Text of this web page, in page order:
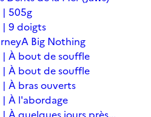
| 505g
| 9 doigts
A Big Nothing
| À bout de souffle
| À bout de souffle
À bras ouverts
| À l'abordage